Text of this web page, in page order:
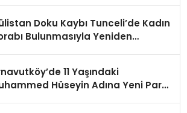
Doku Kaybı Tunceli’de Kadın
Bulunmasıyla Yeniden
11 Yaşındaki
Hüseyin Adına Yeni Park